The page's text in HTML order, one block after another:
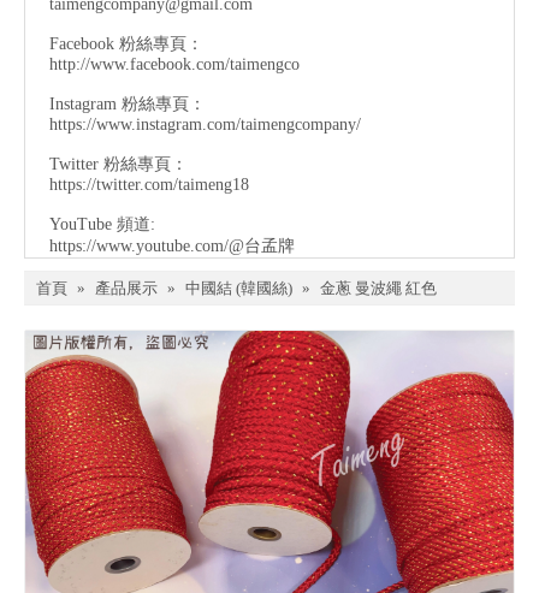
taimengcompany@gmail.com
Facebook 粉絲專頁：
http://www.facebook.com/taimengco
Instagram 粉絲專頁：
https://www.instagram.com/taimengcompany/
Twitter 粉絲專頁：
https://twitter.com/taimeng18
YouTube 頻道:
https://www.youtube.com/@台孟牌
首頁 » 產品展示 » 中國結 (韓國絲) » 金蔥 曼波繩 紅色